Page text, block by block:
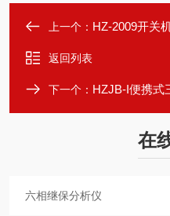
上一个： HZ-2009开关
返回列表
下一个： HZJB-I便携式
在